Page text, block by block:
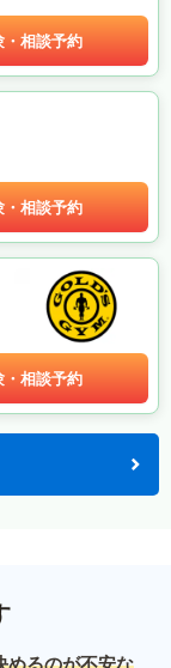
・相談予約
・相談予約
・相談予約